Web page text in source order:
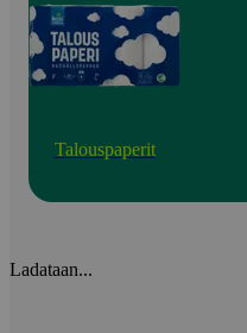
Talouspaperit
Ladataan...